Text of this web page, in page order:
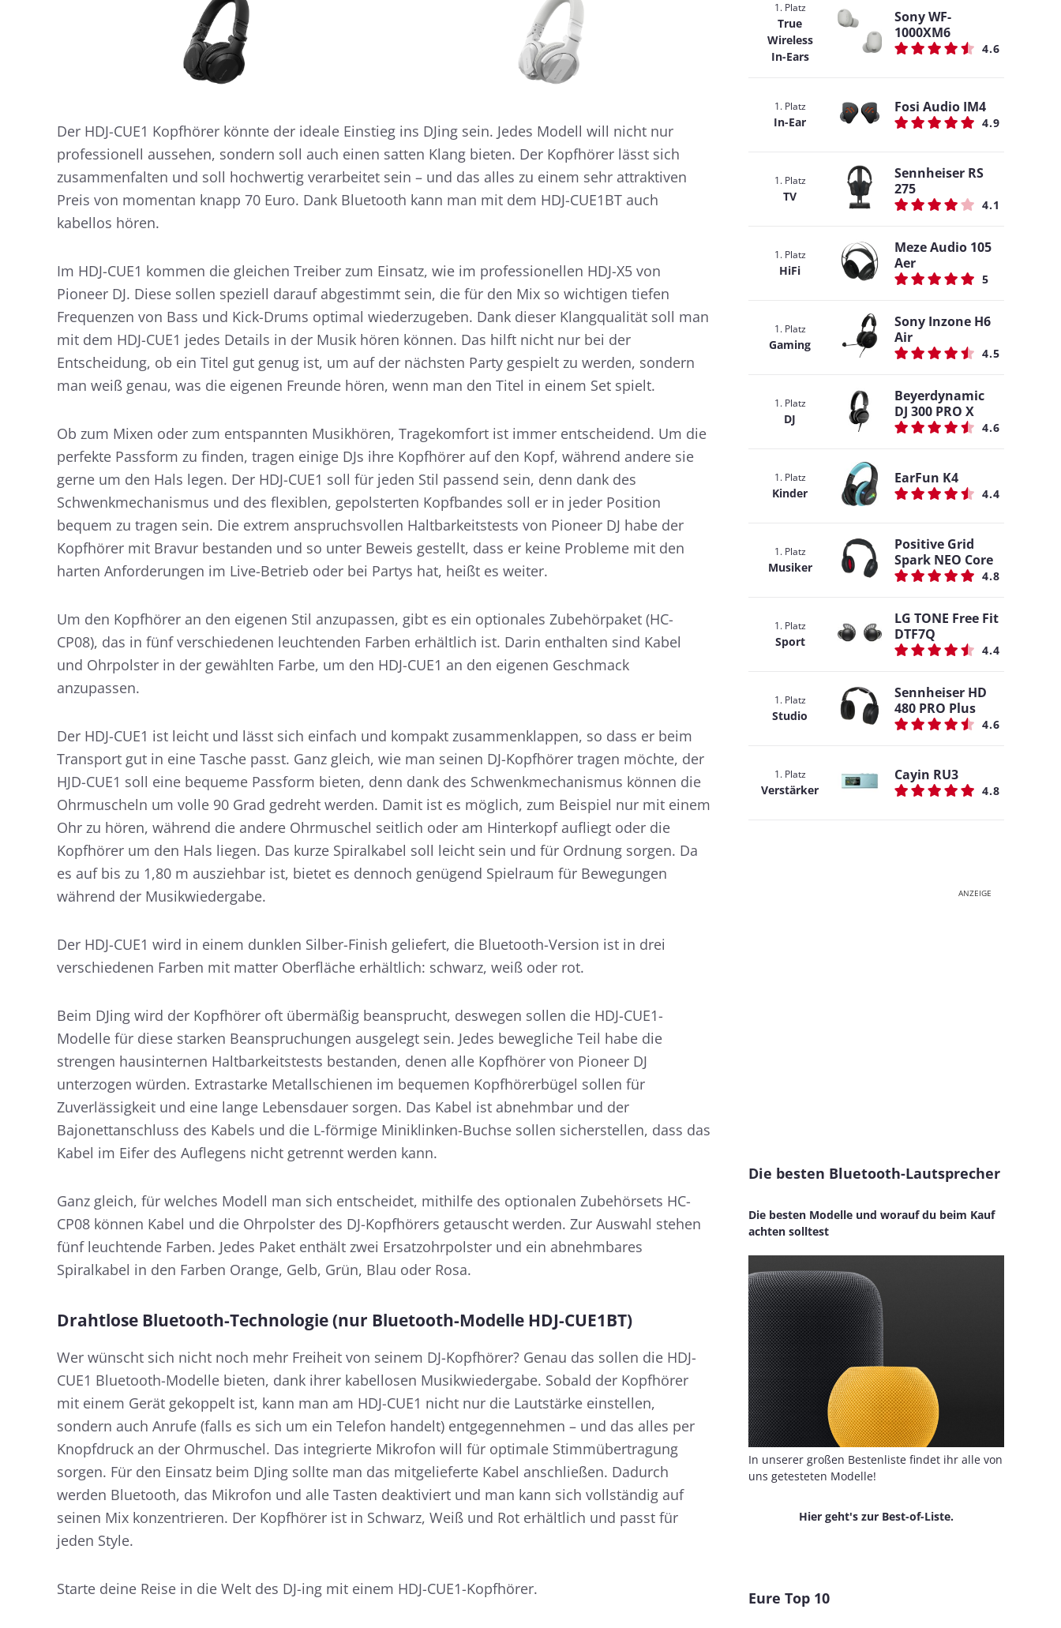
Der HDJ-CUE1 Kopfhörer könnte der ideale Einstieg ins DJing sein. Jedes Modell will nicht nur
professionell aussehen, sondern soll auch einen satten Klang bieten. Der Kopfhörer lässt sich
zusammenfalten und soll hochwertig verarbeitet sein – und das alles zu einem sehr attraktiven
Preis von momentan knapp 70 Euro. Dank Bluetooth kann man mit dem HDJ-CUE1BT auch
kabellos hören.
Im HDJ-CUE1 kommen die gleichen Treiber zum Einsatz, wie im professionellen HDJ-X5 von
Pioneer DJ. Diese sollen speziell darauf abgestimmt sein, die für den Mix so wichtigen tiefen
Frequenzen von Bass und Kick-Drums optimal wiederzugeben. Dank dieser Klangqualität soll man
mit dem HDJ-CUE1 jedes Details in der Musik hören können. Das hilft nicht nur bei der
Entscheidung, ob ein Titel gut genug ist, um auf der nächsten Party gespielt zu werden, sondern
man weiß genau, was die eigenen Freunde hören, wenn man den Titel in einem Set spielt.
Ob zum Mixen oder zum entspannten Musikhören, Tragekomfort ist immer entscheidend. Um die
perfekte Passform zu finden, tragen einige DJs ihre Kopfhörer auf den Kopf, während andere sie
gerne um den Hals legen. Der HDJ-CUE1 soll für jeden Stil passend sein, denn dank des
Schwenkmechanismus und des flexiblen, gepolsterten Kopfbandes soll er in jeder Position
bequem zu tragen sein. Die extrem anspruchsvollen Haltbarkeitstests von Pioneer DJ habe der
Kopfhörer mit Bravur bestanden und so unter Beweis gestellt, dass er keine Probleme mit den
harten Anforderungen im Live-Betrieb oder bei Partys hat, heißt es weiter.
Um den Kopfhörer an den eigenen Stil anzupassen, gibt es ein optionales Zubehörpaket (HC-
CP08), das in fünf verschiedenen leuchtenden Farben erhältlich ist. Darin enthalten sind Kabel
und Ohrpolster in der gewählten Farbe, um den HDJ-CUE1 an den eigenen Geschmack
anzupassen.
Der HDJ-CUE1 ist leicht und lässt sich einfach und kompakt zusammenklappen, so dass er beim
Transport gut in eine Tasche passt. Ganz gleich, wie man seinen DJ-Kopfhörer tragen möchte, der
HJD-CUE1 soll eine bequeme Passform bieten, denn dank des Schwenkmechanismus können die
Ohrmuscheln um volle 90 Grad gedreht werden. Damit ist es möglich, zum Beispiel nur mit einem
Ohr zu hören, während die andere Ohrmuschel seitlich oder am Hinterkopf aufliegt oder die
Kopfhörer um den Hals liegen. Das kurze Spiralkabel soll leicht sein und für Ordnung sorgen. Da
es auf bis zu 1,80 m ausziehbar ist, bietet es dennoch genügend Spielraum für Bewegungen
während der Musikwiedergabe.
Der HDJ-CUE1 wird in einem dunklen Silber-Finish geliefert, die Bluetooth-Version ist in drei
verschiedenen Farben mit matter Oberfläche erhältlich: schwarz, weiß oder rot.
Beim DJing wird der Kopfhörer oft übermäßig beansprucht, deswegen sollen die HDJ-CUE1-
Modelle für diese starken Beanspruchungen ausgelegt sein. Jedes bewegliche Teil habe die
strengen hausinternen Haltbarkeitstests bestanden, denen alle Kopfhörer von Pioneer DJ
unterzogen würden. Extrastarke Metallschienen im bequemen Kopfhörerbügel sollen für
Zuverlässigkeit und eine lange Lebensdauer sorgen. Das Kabel ist abnehmbar und der
Bajonettanschluss des Kabels und die L-förmige Miniklinken-Buchse sollen sicherstellen, dass das
Kabel im Eifer des Auflegens nicht getrennt werden kann.
Ganz gleich, für welches Modell man sich entscheidet, mithilfe des optionalen Zubehörsets HC-
CP08 können Kabel und die Ohrpolster des DJ-Kopfhörers getauscht werden. Zur Auswahl stehen
fünf leuchtende Farben. Jedes Paket enthält zwei Ersatzohrpolster und ein abnehmbares
Spiralkabel in den Farben Orange, Gelb, Grün, Blau oder Rosa.
Drahtlose Bluetooth-Technologie (nur Bluetooth-Modelle HDJ-CUE1BT)
Wer wünscht sich nicht noch mehr Freiheit von seinem DJ-Kopfhörer? Genau das sollen die HDJ-
CUE1 Bluetooth-Modelle bieten, dank ihrer kabellosen Musikwiedergabe. Sobald der Kopfhörer
mit einem Gerät gekoppelt ist, kann man am HDJ-CUE1 nicht nur die Lautstärke einstellen,
sondern auch Anrufe (falls es sich um ein Telefon handelt) entgegennehmen – und das alles per
Knopfdruck an der Ohrmuschel. Das integrierte Mikrofon will für optimale Stimmübertragung
sorgen. Für den Einsatz beim DJing sollte man das mitgelieferte Kabel anschließen. Dadurch
werden Bluetooth, das Mikrofon und alle Tasten deaktiviert und man kann sich vollständig auf
seinen Mix konzentrieren. Der Kopfhörer ist in Schwarz, Weiß und Rot erhältlich und passt für
jeden Style.
Starte deine Reise in die Welt des DJ-ing mit einem HDJ-CUE1-Kopfhörer.
1. Platz
True
Wireless
In-Ears
Sony WF-
1000XM6
4.6
1. Platz
In-Ear
Fosi Audio IM4
4.9
1. Platz
TV
Sennheiser RS
275
4.1
1. Platz
HiFi
Meze Audio 105
Aer
5
1. Platz
Gaming
Sony Inzone H6
Air
4.5
1. Platz
DJ
Beyerdynamic
DJ 300 PRO X
4.6
1. Platz
Kinder
EarFun K4
4.4
1. Platz
Musiker
Positive Grid
Spark NEO Core
4.8
1. Platz
Sport
LG TONE Free Fit
DTF7Q
4.4
1. Platz
Studio
Sennheiser HD
480 PRO Plus
4.6
1. Platz
Verstärker
Cayin RU3
4.8
ANZEIGE
Die besten Bluetooth-Lautsprecher
Die besten Modelle und worauf du beim Kauf
achten solltest
In unserer großen Bestenliste findet ihr alle von
uns getesteten Modelle!
Hier geht's zur Best-of-Liste.
Eure Top 10